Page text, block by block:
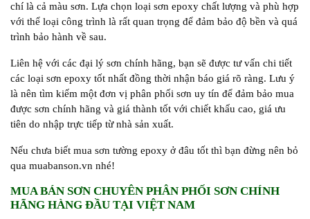
chí là cả màu sơn. Lựa chọn loại sơn epoxy chất lượng và phù hợp
với thể loại công trình là rất quan trọng để đảm bảo độ bền và quá
trình bảo hành về sau.
Liên hệ với các đại lý sơn chính hãng, bạn sẽ được tư vấn chi tiết
các loại sơn epoxy tốt nhất đồng thời nhận báo giá rõ ràng. Lưu ý
là nên tìm kiếm một đơn vị phân phối sơn uy tín để đảm bảo mua
được sơn chính hãng và giá thành tốt với chiết khấu cao, giá ưu
tiên do nhập trực tiếp từ nhà sản xuất.
Nếu chưa biết mua sơn tường epoxy ở đâu tốt thì bạn đừng nên bỏ
qua muabanson.vn nhé!
MUA BÁN SƠN CHUYÊN PHÂN PHỐI SƠN CHÍNH
HÃNG HÀNG ĐẦU TẠI VIỆT NAM